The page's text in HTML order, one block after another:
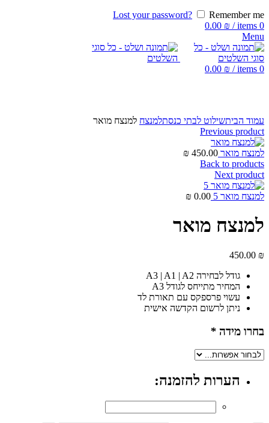
Lost your password?
Remember me
0
items
/
0.00 ₪
Menu
0
items
/
0.00 ₪
עמוד הביתשילוט לבתי כנסתלמנצח למנצח מואר
Previous product
למנצח מואר 450.00
₪
Back to products
Next product
למנצח מואר 5 0.00
₪
למנצח מואר
450.00 ₪
גודל לבחירה A3 | A1 | A2
המחיר מתייחס לגודל A3
עשוי פרספקס עם תאורת לד
ניתן לרשום הקדשה אישית
בחרו מידה *
הערות להזמנה: